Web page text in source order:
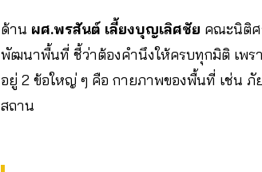
ด้าน ผศ.พรสันต์ เลี้ยงบุญเลิศชัย คณะนิติศ
พัฒนาพื้นที่ ชี้ว่าต้องคำนึงให้ครบทุกมิติ เพร
อยู่ 2 ข้อใหญ่ ๆ คือ กายภาพของพื้นที่ เช่น ภั
สถาน